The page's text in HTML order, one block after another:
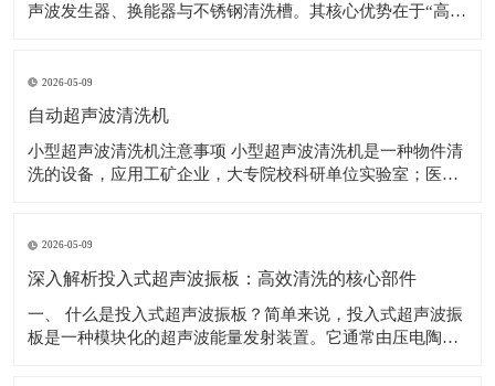
声波发生器、换能器与不锈钢清洗槽。其核心优势在于“高效
件表面的油污、粉尘、碎屑等各类污染物。设备操作极其简
便，用户只需加入清洗液、设置时间与
2026-05-09
自动超声波清洗机
小型超声波清洗机注意事项 小型超声波清洗机是一种物件清
洗的设备，应用工矿企业，大专院校科研单位实验室；医
除。 使用超声波清洗机的注意事项如下： 1.为避免清洗槽，
因热
2026-05-09
深入解析投入式超声波振板：高效清洗的核心部件
​一、 什么是投入式超声波振板？简单来说，投入式超声波振
板是一种模块化的超声波能量发射装置。它通常由压电陶瓷